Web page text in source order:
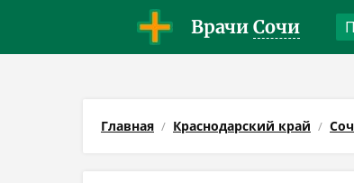
Врачи Сочи
Главная Краснодарский край